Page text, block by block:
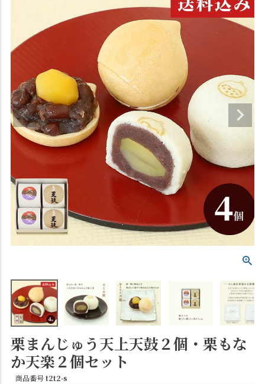
栗まんじゅう天上天鼓２個・栗もな
か天楽２個セット
商品番号t2t2-s